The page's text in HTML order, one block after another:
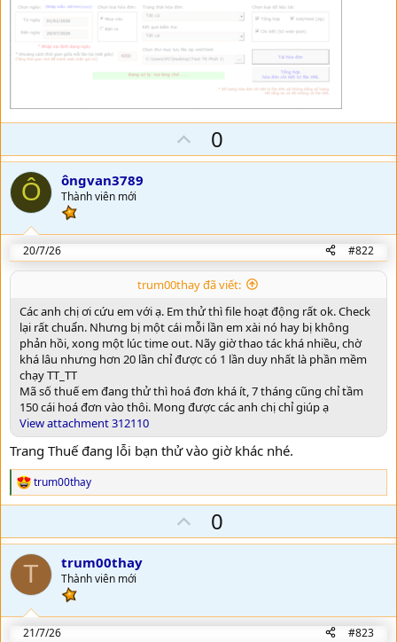
U
p
e
0
Ô ôngvan3789
Thành viên mới
20/7/26 #822
trum00thay đã viết:
Các anh chị ơi cứu em với ạ. Em thử thì file hoạt động rất ok. Check
lại rất chuẩn. Nhưng bị một cái mỗi lần em xài nó hay bị không
phản hồi, xong một lúc time out. Nãy giờ thao tác khá nhiều, chờ
khá lâu nhưng hơn 20 lần chỉ được có 1 lần duy nhất là phần mềm
chạy TT_TT
Mã số thuế em đang thử thì hoá đơn khá ít, 7 tháng cũng chỉ tầm
150 cái hoá đơn vào thôi. Mong được các anh chị chỉ giúp ạ
View attachment 312110
Trang Thuế đang lỗi bạn thử vào giờ khác nhé.
R
e
t
i
n
:
trum00thay
U
p
e
0
T trum00thay
Thành viên mới
21/7/26 #823